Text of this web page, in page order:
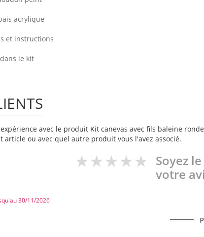
acrylique
et instructions
le kit
avec le produit Kit canevas avec fils baleine
article ou avec quel autre produit vous l'avez associé.
Soyez
votre
30/11/2026